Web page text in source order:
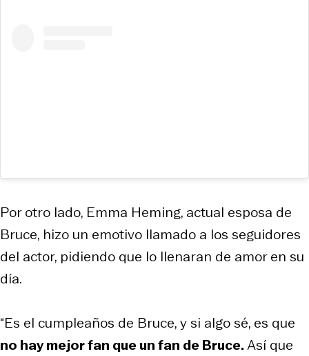
Por otro lado, Emma Heming, actual esposa de
Bruce, hizo un emotivo llamado a los seguidores
del actor, pidiendo que lo llenaran de amor en su
día.
“Es el cumpleaños de Bruce, y si algo sé, es que
no hay mejor fan que un fan de Bruce.Así que